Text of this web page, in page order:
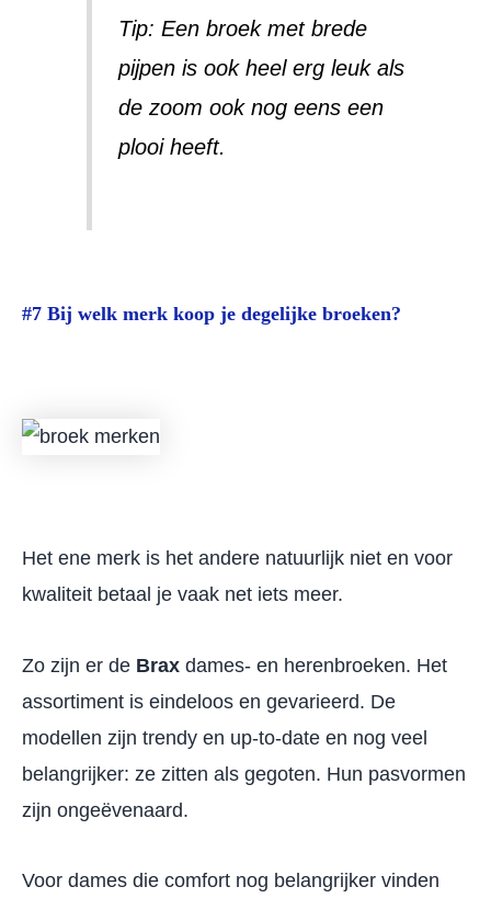
Tip: Een broek met brede
pijpen is ook heel erg leuk als
de zoom ook nog eens een
plooi heeft.
#7 Bij welk merk koop je degelijke broeken?
Het ene merk is het andere natuurlijk niet en voor
kwaliteit betaal je vaak net iets meer.
Zo zijn er de Brax dames- en herenbroeken. Het
assortiment is eindeloos en gevarieerd. De
modellen zijn trendy en up-to-date en nog veel
belangrijker: ze zitten als gegoten. Hun pasvormen
zijn ongeëvenaard.
Voor dames die comfort nog belangrijker vinden